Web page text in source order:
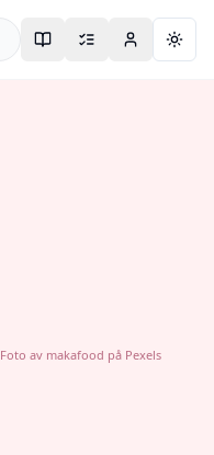
Foto av makafood på Pexels